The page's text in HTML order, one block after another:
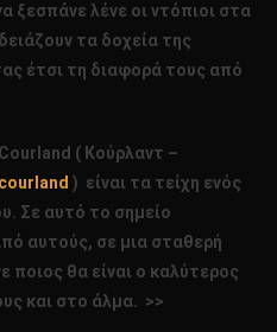
ξεσπάνε λένε οι ντόπιοι στα
τα δοχεία της
έτσι τη διαφορά τους από
Courland ( Κούρλαντ –
) είναι τα τείχη ενός
Σε αυτό το σημείο
αυτούς, σε μια σταθερή
θα είναι ο καλύτερος
και στο άλμα. >>